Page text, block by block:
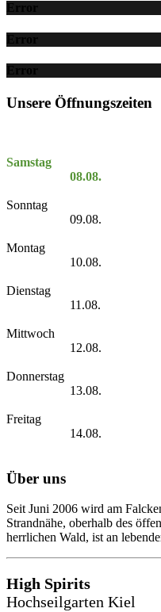
Error
Error
Error
Unsere Öffnungszeiten
Samstag
08.08.
Sonntag
09.08.
Montag
10.08.
Dienstag
11.08.
Mittwoch
12.08.
Donnerstag
13.08.
Freitag
14.08.
Über uns
Seit Juni 2006 wird am
Strandnähe, oberhalb des
herrlichen Wald, ist an
High Spirits
Hochseilgarten Kiel